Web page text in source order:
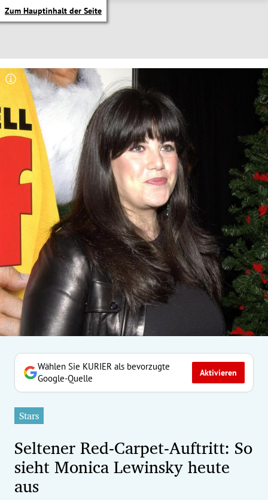
Zum Hauptinhalt der Seite
Untermenü
Untermenü
Untermenü
Untermenü
Untermenü
Untermenü
Untermenü
Untermenü
Wählen Sie KURIER als bevorzugte
Google-Quelle
Aktivieren
Stars
Seltener Red-Carpet-Auftritt: So
sieht Monica Lewinsky heute
aus